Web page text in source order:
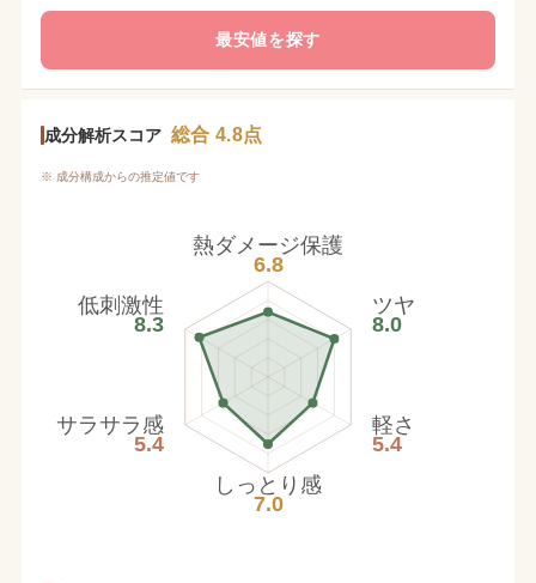
最安値を探す
成分解析スコア 総合 4.8点
※ 成分構成からの推定値です
熱ダメージ保護
6.8
ツヤ
8.0
軽さ
5.4
しっとり感
7.0
サラサラ感
5.4
低刺激性
8.3